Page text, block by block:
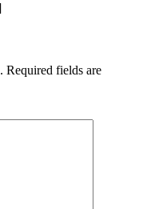
Required fields are